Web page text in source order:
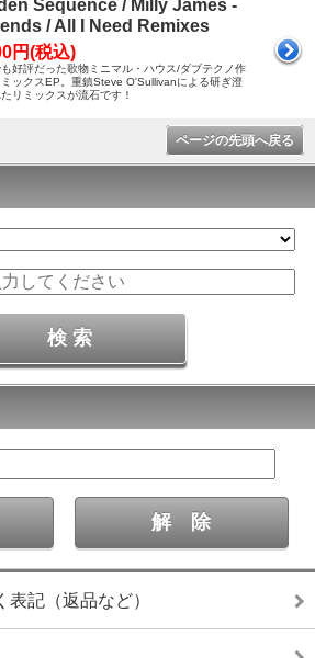
Sequence / Milly James -
/ All I Need Remixes
円(税込)
好評だった歌物ミニマル・ハウス/ダブテクノ作
ックスEP。重鎮Steve O'Sullivanによる研ぎ澄
リミックスが流石です！
ページの先頭へ戻る
記（返品など）